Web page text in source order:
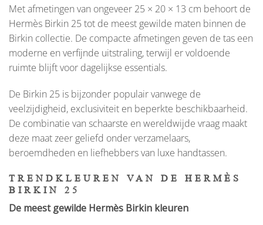
Met afmetingen van ongeveer 25 × 20 × 13 cm behoort de
Hermès Birkin 25 tot de meest gewilde maten binnen de
Birkin collectie. De compacte afmetingen geven de tas een
moderne en verfijnde uitstraling, terwijl er voldoende
ruimte blijft voor dagelijkse essentials.
De Birkin 25 is bijzonder populair vanwege de
veelzijdigheid, exclusiviteit en beperkte beschikbaarheid.
De combinatie van schaarste en wereldwijde vraag maakt
deze maat zeer geliefd onder verzamelaars,
beroemdheden en liefhebbers van luxe handtassen.
TRENDKLEUREN VAN DE HERMÈS
BIRKIN 25
De meest gewilde Hermès Birkin kleuren